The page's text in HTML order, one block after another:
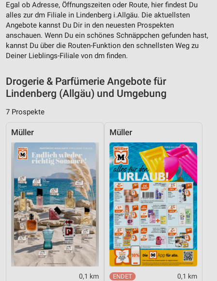
Egal ob Adresse, Öffnungszeiten oder Route, hier findest Du
alles zur dm Filiale in Lindenberg i.Allgäu. Die aktuellsten
Angebote kannst Du Dir in den neuesten Prospekten
anschauen. Wenn Du ein schönes Schnäppchen gefunden hast,
kannst Du über die Routen-Funktion den schnellsten Weg zu
Deiner Lieblings-Filiale von dm finden.
Drogerie & Parfümerie Angebote für
Lindenberg (Allgäu) und Umgebung
7 Prospekte
Müller
0,1 km
Müller
0,1 km
Verwendung von Profilen zur Auswahl
personalisierter Werbung
Erstellung von Profilen zur Personalisierung
von Inhalten
personalisierter Inhalte
Messung der Werbeleistung
Messung der Performance von Inhalten
Analyse von Zielgruppen durch Statistiken oder
Kombinationen von Daten aus verschiedenen
Quellen
Entwicklung und Verbesserung der Angebote
Verwendung reduzierter Daten zur Auswahl von
Inhalten
IAB-Besonderheiten:
Verwendung genauer Standortdaten
Geräte anhand von aktiv angeforderten
Informationen identifizieren
Nicht-IAB-Verarbeitungszwecke: